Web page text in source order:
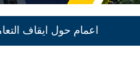
اعمام حول ايقاف